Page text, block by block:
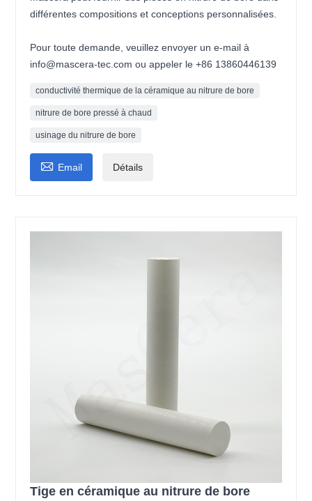
différentes compositions et conceptions personnalisées.
Pour toute demande, veuillez envoyer un e-mail à
info@mascera-tec.com ou appeler le +86 13860446139
conductivité thermique de la céramique au nitrure de bore
nitrure de bore pressé à chaud
usinage du nitrure de bore
 Email Détails
Tige en céramique au nitrure de bore